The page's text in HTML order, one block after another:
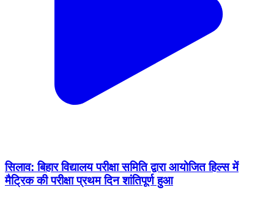
सिलाव: बिहार विद्यालय परीक्षा समिति द्वारा आयोजित हिल्स में
मैट्रिक की परीक्षा प्रथम दिन शांतिपूर्ण हुआ